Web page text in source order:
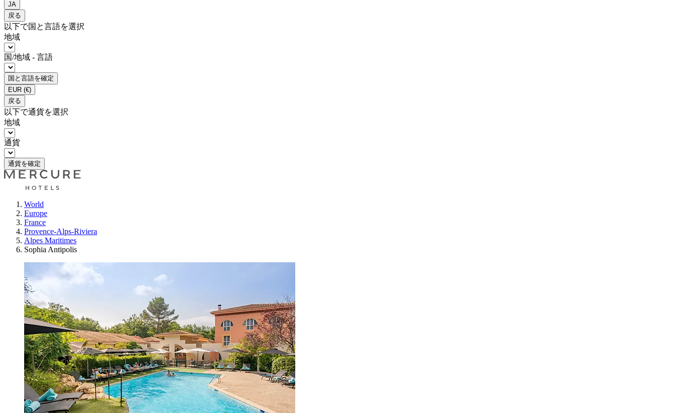
JA
戻る
以下で国と言語を選択
地域
国/地域 - 言語
国と言語を確定
EUR (€)
戻る
以下で通貨を選択
地域
通貨
通貨を確定
World
Europe
France
Provence-Alps-Riviera
Alpes Maritimes
Sophia Antipolis